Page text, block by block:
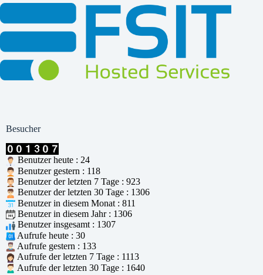
Besucher
Benutzer heute : 24
Benutzer gestern : 118
Benutzer der letzten 7 Tage : 923
Benutzer der letzten 30 Tage : 1306
Benutzer in diesem Monat : 811
Benutzer in diesem Jahr : 1306
Benutzer insgesamt : 1307
Aufrufe heute : 30
Aufrufe gestern : 133
Aufrufe der letzten 7 Tage : 1113
Aufrufe der letzten 30 Tage : 1640